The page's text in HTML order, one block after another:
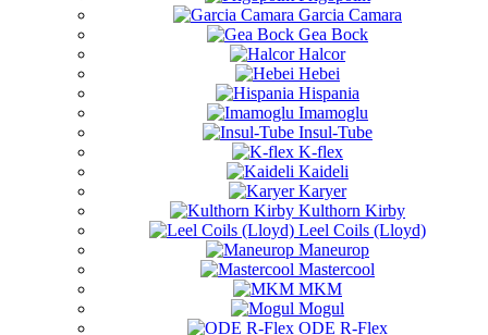
Garcia Camara
Gea Bock
Halcor
Hebei
Hispania
Imamoglu
Insul-Tube
K-flex
Kaideli
Karyer
Kulthorn Kirby
Leel Coils (Lloyd)
Maneurop
Mastercool
MKM
Mogul
ODE R-Flex